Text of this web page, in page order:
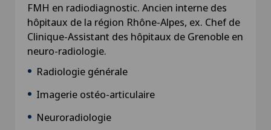
FMH en radiodiagnostic. Ancien interne des
hôpitaux de la région Rhône-Alpes, ex. Chef de
Clinique-Assistant des hôpitaux de Grenoble en
neuro-radiologie.
Radiologie générale
Imagerie ostéo-articulaire
Neuroradiologie